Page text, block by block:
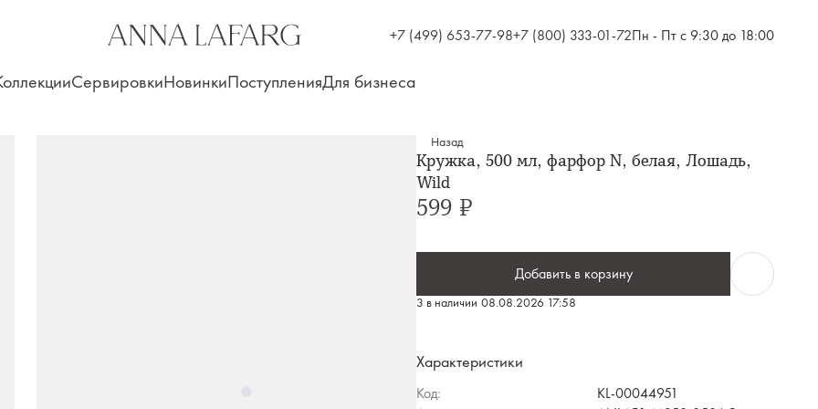
+7 (499) 653-77-98+7 (800) 333-01-72Пн - Пт с 9:30 до 18:00
СервировкиНовинкиПоступленияДля бизнеса
Назад
Кружка, 500 мл, фарфор N, белая, Лошадь,
Wild
599 ₽
3 в наличии 08.08.2026 17:58
Добавить в корзину
Характеристики
Код:
KL-00044951